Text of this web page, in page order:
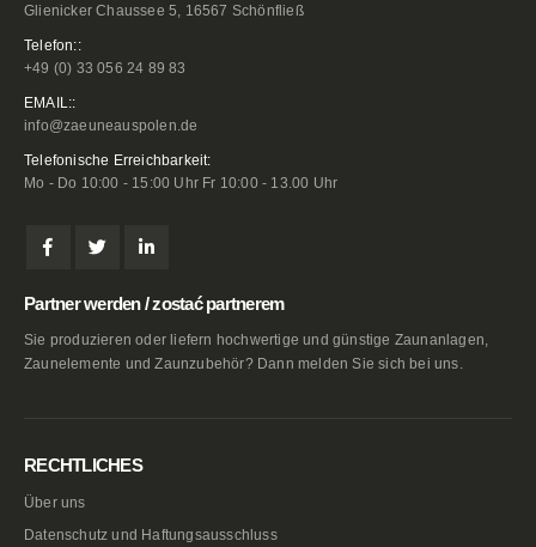
Glienicker Chaussee 5, 16567 Schönfließ
Telefon::
+49 (0) 33 056 24 89 83
EMAIL::
info@zaeuneauspolen.de
Telefonische Erreichbarkeit:
Mo - Do 10:00 - 15:00 Uhr Fr 10:00 - 13.00 Uhr
Partner werden / zostać partnerem
Sie produzieren oder liefern hochwertige und günstige Zaunanlagen,
Zaunelemente und Zaunzubehör? Dann melden Sie sich bei uns.
RECHTLICHES
Über uns
Datenschutz und Haftungsausschluss